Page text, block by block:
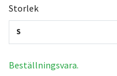
Storlek
S
Beställningsvara.